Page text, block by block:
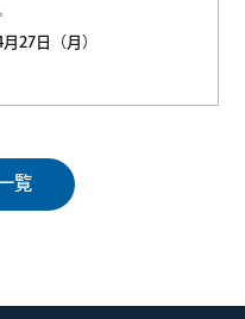
27日（月）
覧